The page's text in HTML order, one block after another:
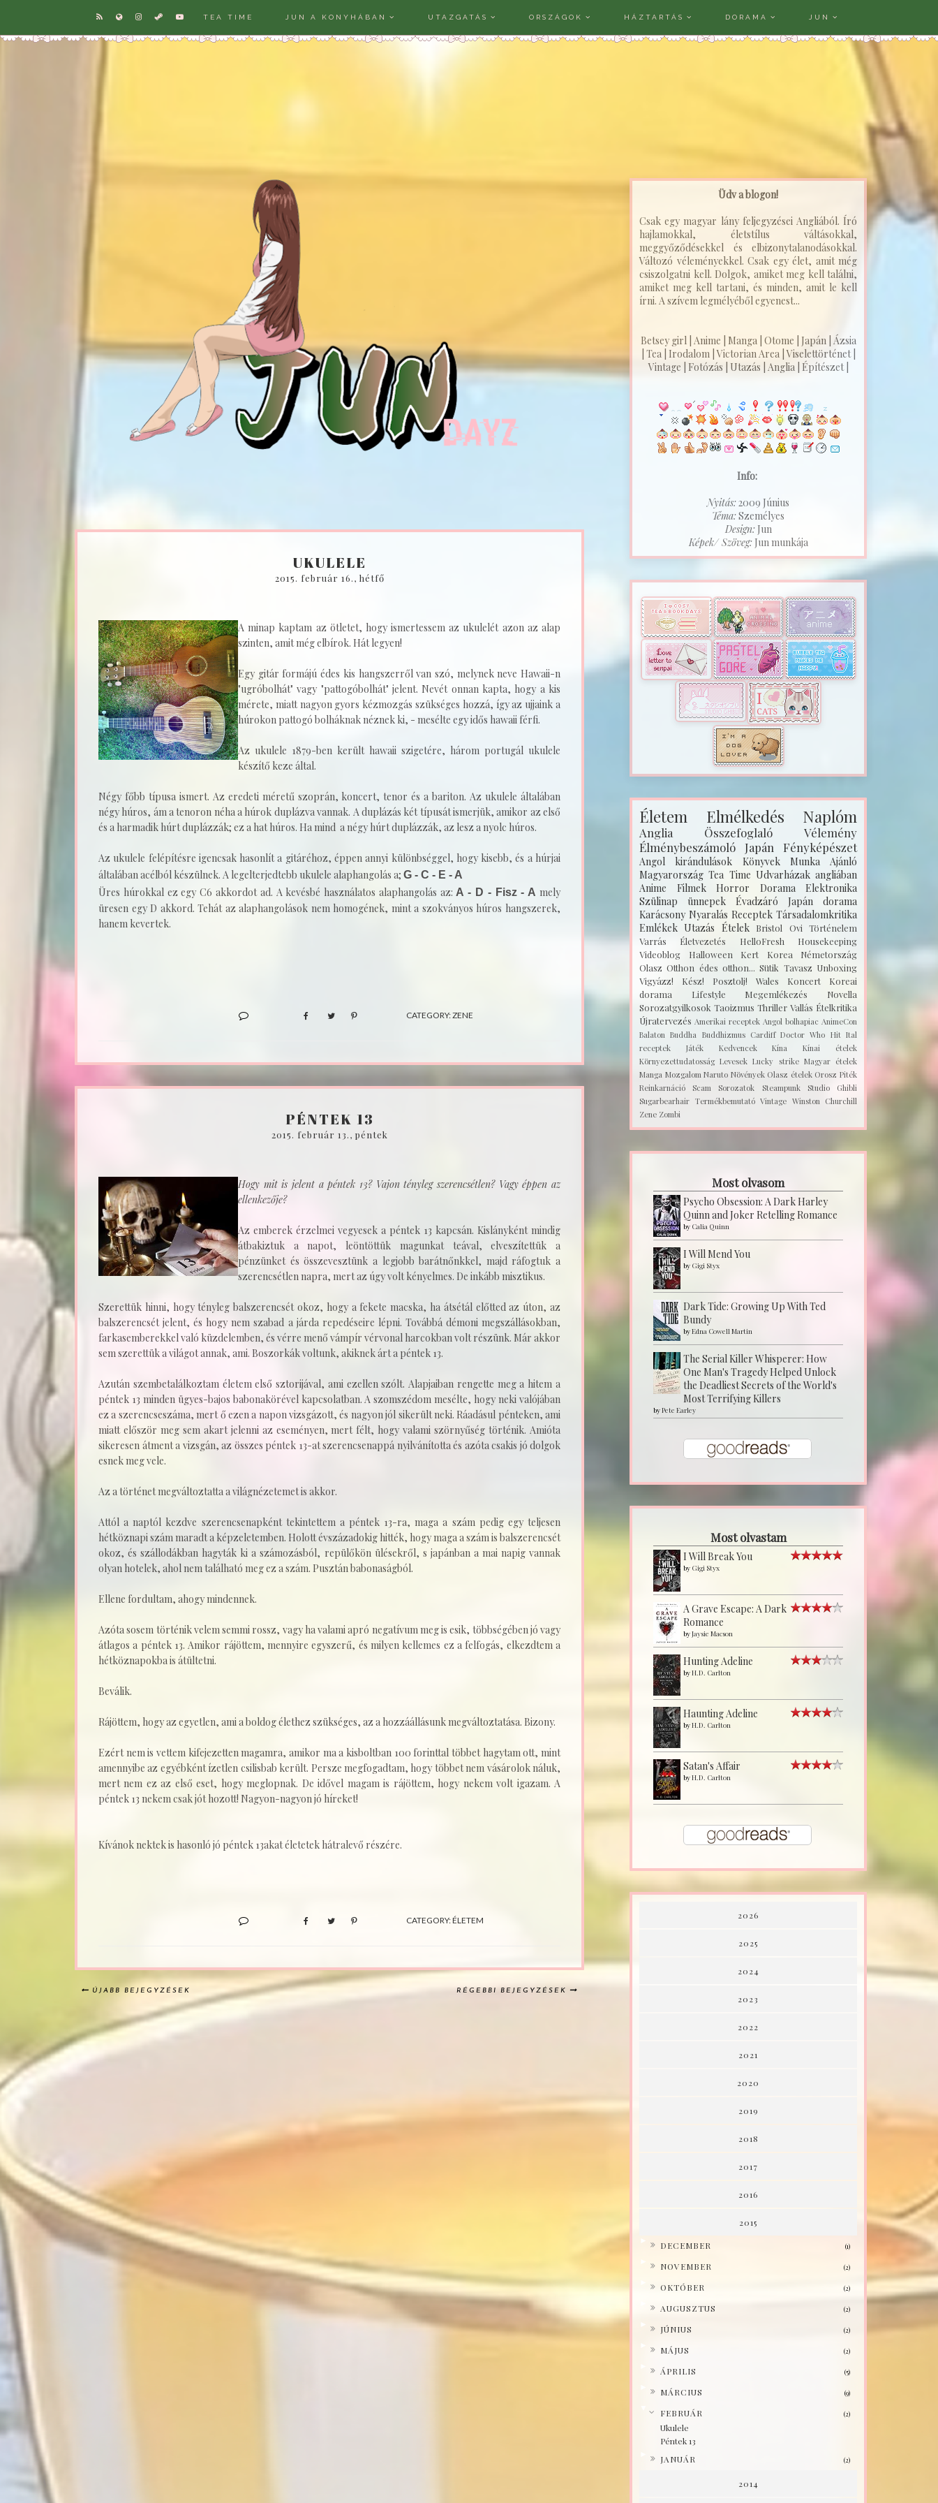
TEA TIME JUN A KONYHÁBAN UTAZGATÁS ORSZÁGOK HÁZTARTÁS DORAMA JUN
UKULELE
2015. február 16., hétfő
A minap kaptam az ötletet, hogy ismertessem az ukulelét azon az alap
szinten, amit még elbírok. Hát legyen!
Egy gitár formájú édes kis hangszerről van szó, melynek neve Hawaii-n
"ugróbolhát" vagy "pattogóbolhát" jelent. Nevét onnan kapta, hogy a kis
mérete, miatt nagyon gyors kézmozgás szükséges hozzá, így az ujjaink a
húrokon pattogó bolháknak néznek ki, - mesélte egy idős hawaii férfi.
Az ukulele 1879-ben került hawaii szigetére, három portugál ukulele
készítő keze által.
Négy főbb típusa ismert. Az eredeti méretű szoprán, koncert, tenor és a bariton. Az ukulele általában
négy húros, ám a tenoron néha a húrok duplázva vannak. A duplázás két típusát ismerjük, amikor az első
és a harmadik húrt duplázzák; ez a hat húros. Ha mind a négy húrt duplázzák, az lesz a nyolc húros.
Az ukulele felépítésre igencsak hasonlít a gitáréhoz, éppen annyi különbséggel, hogy kisebb, és a húrjai
általában acélból készülnek. A legelterjedtebb ukulele alaphangolás a; G - C - E - A
Üres húrokkal ez egy C6 akkordot ad. A kevésbé használatos alaphangolás az: A - D - Fisz - Amely
üresen egy D akkord.Tehát az alaphangolások nem homogének, mint a szokványos húros hangszerek,
hanem kevertek.
CATEGORY:ZENE
PÉNTEK 13
2015. február 13., péntek
Hogy mit is jelent a péntek 13? Vajon tényleg szerencsétlen? Vagy éppen az
ellenkezője?
Az emberek érzelmei vegyesek a péntek 13 kapcsán. Kislányként mindig
átbakiztuk a napot, leöntöttük magunkat teával, elveszítettük a
pénzünket és összevesztünk a legjobb barátnőnkkel, majd ráfogtuk a
szerencsétlen napra, mert az úgy volt kényelmes. De inkább misztikus.
Szerettük hinni, hogy tényleg balszerencsét okoz, hogy a fekete macska, ha átsétál előtted az úton, az
balszerencsét jelent, és hogy nem szabad a járda repedéseire lépni. Továbbá démoni megszállásokban,
farkasemberekkel való küzdelemben, és vérre menő vámpír vérvonal harcokban volt részünk. Már akkor
sem szerettük a világot annak, ami. Boszorkák voltunk, akiknek árt a péntek 13.
Azután szembetalálkoztam életem első sztorijával, ami ezellen szólt. Alapjaiban rengette meg a hitem a
péntek 13 minden ügyes-bajos babonakörével kapcsolatban. A szomszédom mesélte, hogy neki valójában
ez a szerencseszáma, mert ő ezen a napon vizsgázott, és nagyon jól sikerült neki. Ráadásul pénteken, ami
miatt először meg sem akart jelenni az eseményen, mert félt, hogy valami szörnyűség történik. Amióta
sikeresen átment a vizsgán, az összes péntek 13-at szerencsenappá nyilvánította és azóta csakis jó dolgok
esnek meg vele.
Az a történet megváltoztatta a világnézetemet is akkor.
Attól a naptól kezdve szerencsenapként tekintettem a péntek 13-ra, maga a szám pedig egy teljesen
hétköznapi szám maradt a képzeletemben. Holott évszázadokig hitték, hogy maga a szám is balszerencsét
okoz, és szállodákban hagyták ki a számozásból, repülőkön ülésekről, s japánban a mai napig vannak
olyan hotelek, ahol nem található meg ez a szám. Pusztán babonaságból.
Ellene fordultam, ahogy mindennek.
Azóta sosem történik velem semmi rossz, vagy ha valami apró negatívum meg is esik, többségében jó vagy
átlagos a péntek 13. Amikor rájöttem, mennyire egyszerű, és milyen kellemes ez a felfogás, elkezdtem a
hétköznapokba is átültetni.
Beválik.
Rájöttem, hogy az egyetlen, ami a boldog élethez szükséges, az a hozzáállásunk megváltoztatása. Bizony.
Ezért nem is vettem kifejezetten magamra, amikor ma a kisboltban 100 forinttal többet hagytam ott, mint
amennyibe az egyébként ízetlen csilisbab került. Persze megfogadtam, hogy többet nem vásárolok náluk,
mert nem ez az első eset, hogy meglopnak. De idővel magam is rájöttem, hogy nekem volt igazam. A
péntek 13 nekem csak jót hozott! Nagyon-nagyon jó híreket!
Kívánok nektek is hasonló jó péntek 13akat életetek hátralevő részére.
CATEGORY:ÉLETEM
ÚJABB BEJEGYZÉSEK RÉGEBBI BEJEGYZÉSEK
Üdv a blogon!
Csak egy magyar lány feljegyzései Angliából. Író
hajlamokkal, életstílus váltásokkal,
meggyőződésekkel és elbizonytalanodásokkal.
Változó véleményekkel. Csak egy élet, amit még
csiszolgatni kell. Dolgok, amiket meg kell találni,
amiket meg kell tartani, és minden, amit le kell
írni. A szívem legmélyéből egyenest...
Betsey girl | Anime | Manga | Otome | Japán | Ázsia
| Tea | Irodalom | Victorian Area | Viselettörténet |
Vintage | Fotózás | Utazás | Anglia | Építészet |
Info:
Nyitás:2009 Június
Téma:Személyes
Design:Jun
Képek/ Szöveg:Jun munkája
Életem Elmélkedés Naplóm
Anglia Összefoglaló
Vélemény
Élménybeszámoló Japán Fényképészet
Angol kirándulások Könyvek Munka
Ajánló
Magyarország Tea Time Udvarházak angliában
Anime
Filmek Horror Dorama
Elektronika
Szülinap
ünnepek Évadzáró
Japán dorama
Karácsony Nyaralás Receptek Társadalomkritika
Emlékek Utazás Ételek Bristol Ovi Történelem
Varrás
Életvezetés HelloFresh
Housekeeping
Videoblog
Halloween Kert Korea
Németország
Olasz Otthon édes otthon... Sütik Tavasz Unboxing
Vigyázz! Kész! Posztolj!
Wales Koncert
Koreai
dorama
Lifestyle Megemlékezés
Novella
Sorozatgyilkosok Taoizmus Thriller Vallás Ételkritika
Újratervezés Amerikai receptek Angol bolhapiac AnimeCon
Balaton Buddha Buddhizmus Cardiff Doctor Who Hit Ital
receptek
Játék Kedvencek Kína
Kínai ételek
Környezettudatosság Levesek Lucky strike Magyar ételek
Manga Mozgalom Naruto Növények Olasz ételek Orosz Piték
Reinkarnáció
Scam Sorozatok Steampunk
Studio Ghibli
Sugarbearhair Termékbemutató Vintage Winston Churchill
Zene Zombi
Most olvasom
Psycho Obsession: A Dark Harley
Quinn and Joker Retelling Romance
by Calia Quinn
I Will Mend You
by Gigi Styx
Dark Tide: Growing Up With Ted
Bundy
byEdna Cowell Martin
The Serial Killer Whisperer: How
One Man's Tragedy Helped Unlock
the Deadliest Secrets of the World's
Most Terrifying Killers
byPete Earley
Most olvastam
I Will Break You
by Gigi Styx
A Grave Escape: A Dark
Romance
byJaysie Macson
Hunting Adeline
byH.D. Carlton
Haunting Adeline
byH.D. Carlton
Satan's Affair
byH.D. Carlton
2026
2025
2024
2023
2022
2021
2020
2019
2018
2017
2016
2015
► DECEMBER (1)
► NOVEMBER (2)
OKTÓBER (2)
AUGUSZTUS (2)
JÚNIUS (2)
MÁJUS (2)
ÁPRILIS (5)
MÁRCIUS (9)
FEBRUÁR (2)
Ukulele
Péntek 13
JANUÁR (2)
2014